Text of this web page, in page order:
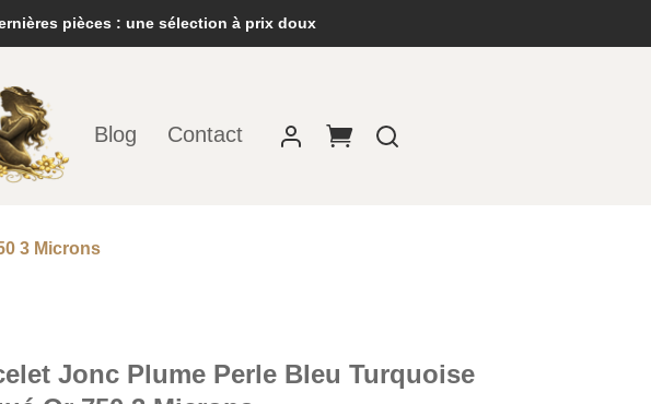
pièces : une sélection à prix doux
Blog Contact
3 Microns
Jonc Plume Perle Bleu Turquoise